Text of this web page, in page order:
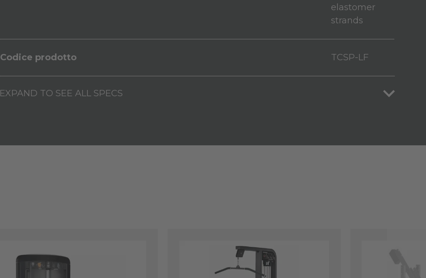
elastomer
strands
Codice prodotto TCSP-LF
EXPAND TO SEE ALL SPECS